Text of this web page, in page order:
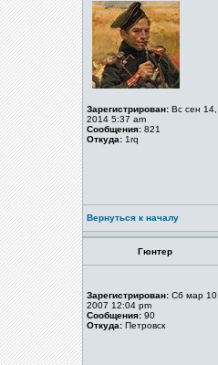
Зарегистрирован: Вс сен 14,
2014 5:37 am
Сообщения: 821
Откуда: 1rq
Вернуться к началу
Гюнтер
Зарегистрирован: Сб мар 10,
2007 12:04 pm
Сообщения: 90
Откуда: Петровск